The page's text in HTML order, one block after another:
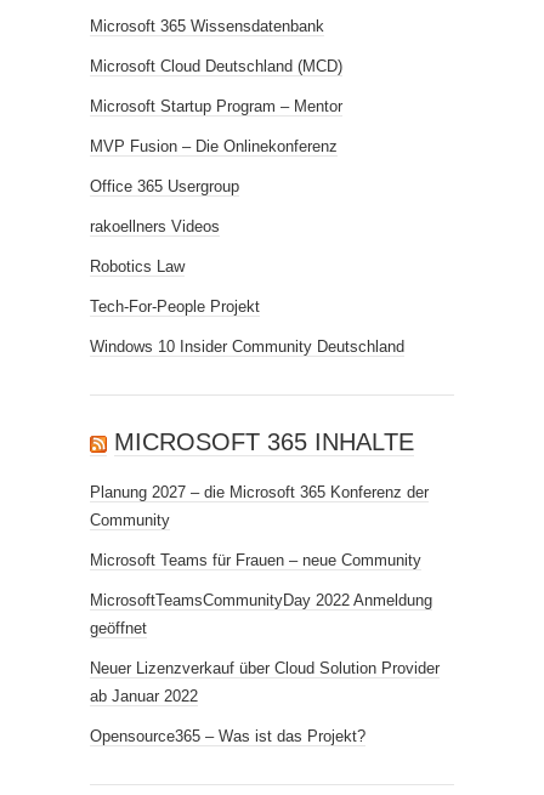
Microsoft 365 Wissensdatenbank
Microsoft Cloud Deutschland (MCD)
Microsoft Startup Program – Mentor
MVP Fusion – Die Onlinekonferenz
Office 365 Usergroup
rakoellners Videos
Robotics Law
Tech-For-People Projekt
Windows 10 Insider Community Deutschland
MICROSOFT 365 INHALTE
Planung 2027 – die Microsoft 365 Konferenz der
Community
Microsoft Teams für Frauen – neue Community
MicrosoftTeamsCommunityDay 2022 Anmeldung
geöffnet
Neuer Lizenzverkauf über Cloud Solution Provider
ab Januar 2022
Opensource365 – Was ist das Projekt?